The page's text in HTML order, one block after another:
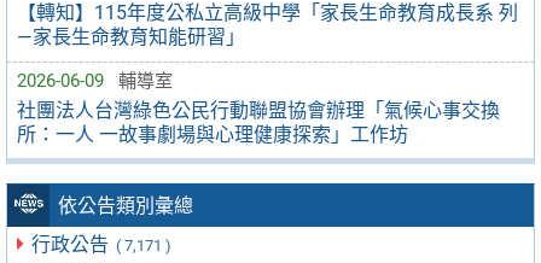
【轉知】115年度公私立高級中學「家長生命教育成長系 列
—家長生命教育知能研習」
2026-06-09 輔導室
社團法人台灣綠色公民行動聯盟協會辦理「氣候心事交換
所：一人 一故事劇場與心理健康探索」工作坊
依公告類別彙總
行政公告 ( 7,171 )